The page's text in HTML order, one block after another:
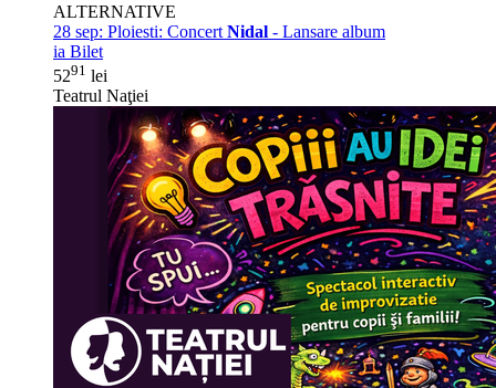
ALTERNATIVE
28 sep: Ploiesti: Concert Nidal - Lansare album
ia Bilet
5291 lei
Teatrul Naţiei